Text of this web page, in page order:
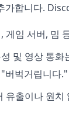
가합니다.
게임 서버, 밈
및 영상 통화
버벅거립니다."
유출이나 원